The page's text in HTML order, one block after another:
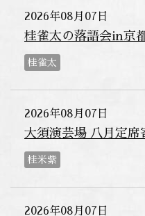
2026年08月07日
桂雀太の落語会in京
桂雀太
2026年08月07日
大須演芸場 八月定席
桂米紫
2026年08月07日